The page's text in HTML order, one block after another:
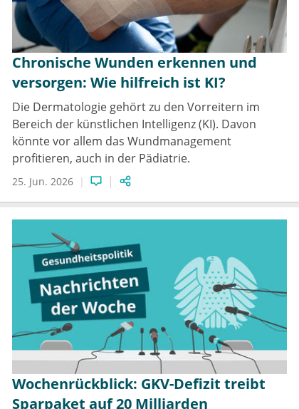
Chronische Wunden erkennen und
versorgen: Wie hilfreich ist KI?
Die Dermatologie gehört zu den Vorreitern im
Bereich der künstlichen Intelligenz (KI). Davon
könnte vor allem das Wundmanagement
profitieren, auch in der Pädiatrie.
25. Jun. 2026
Wochenrückblick: GKV-Defizit treibt
Sparpaket auf 20 Milliarden